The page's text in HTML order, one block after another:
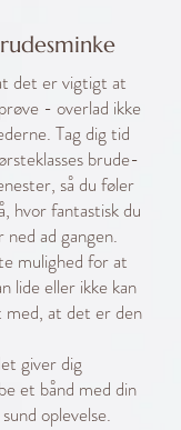
det er vigtigt at
- overlad ikke
Tag dig tid
brude-
så du føler
hvor fantastisk du
ned ad gangen.
mulighed for at
lide eller ikke kan
at det er den
giver dig
et bånd med din
oplevelse.